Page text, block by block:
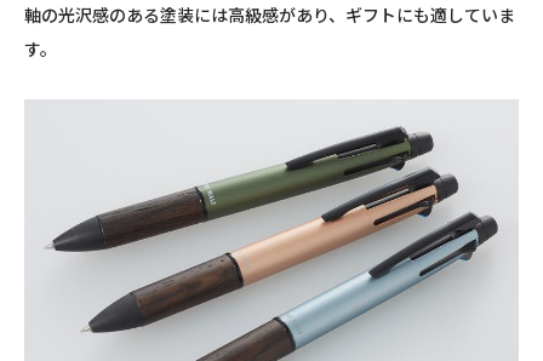
軸の光沢感のある塗装には高級感があり、ギフトにも適していま
す。